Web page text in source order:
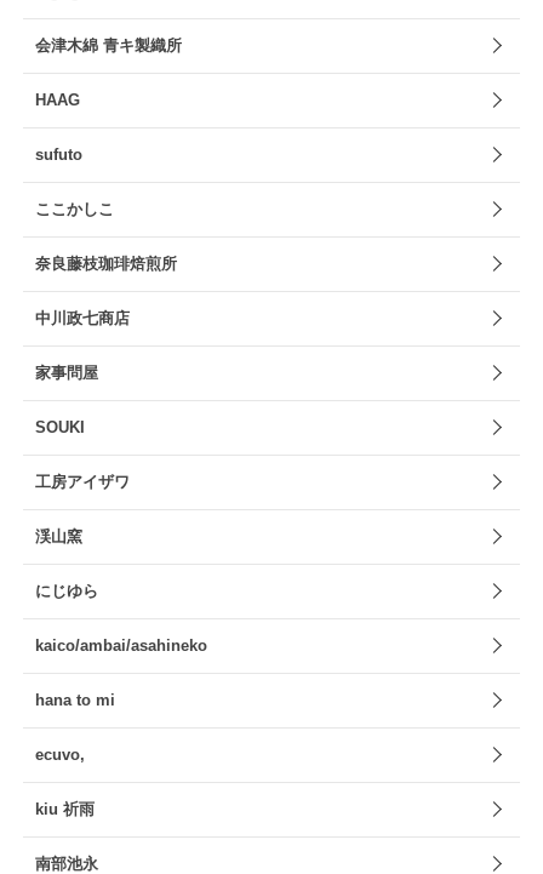
会津木綿 青キ製織所
HAAG
sufuto
ここかしこ
奈良藤枝珈琲焙煎所
中川政七商店
家事問屋
SOUKI
工房アイザワ
渓山窯
にじゆら
kaico/ambai/asahineko
hana to mi
ecuvo,
kiu 祈雨
南部池永